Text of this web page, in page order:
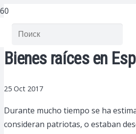
Bienes raíces en
25 Oct 2017
Durante mucho tiempo se ha
consideran patriotas, o estaban